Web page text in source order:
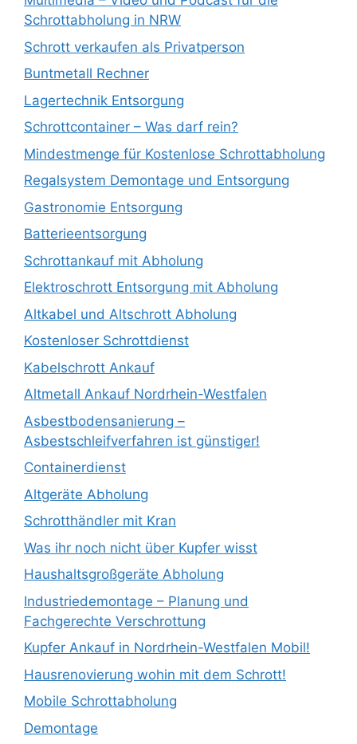
Schrottabholung in NRW
Schrott verkaufen als Privatperson
Buntmetall Rechner
Lagertechnik Entsorgung
Schrottcontainer – Was darf rein?
Mindestmenge für Kostenlose Schrottabholung
Regalsystem Demontage und Entsorgung
Gastronomie Entsorgung
Batterieentsorgung
Schrottankauf mit Abholung
Elektroschrott Entsorgung mit Abholung
Altkabel und Altschrott Abholung
Kostenloser Schrottdienst
Kabelschrott Ankauf
Altmetall Ankauf Nordrhein-Westfalen
Asbestbodensanierung –
Asbestschleifverfahren ist günstiger!
Containerdienst
Altgeräte Abholung
Schrotthändler mit Kran
Was ihr noch nicht über Kupfer wisst
Haushaltsgroßgeräte Abholung
Industriedemontage – Planung und
Fachgerechte Verschrottung
Kupfer Ankauf in Nordrhein-Westfalen Mobil!
Hausrenovierung wohin mit dem Schrott!
Mobile Schrottabholung
Demontage